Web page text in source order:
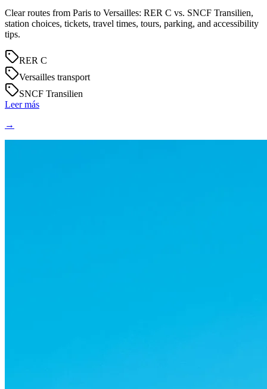
Clear routes from Paris to Versailles: RER C vs. SNCF Transilien,
station choices, tickets, travel times, tours, parking, and accessibility
tips.
RER C
Versailles transport
SNCF Transilien
Leer más
→